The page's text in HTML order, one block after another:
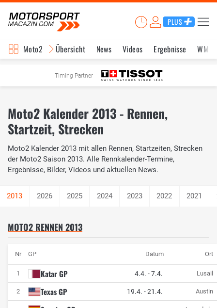
PLUS
Moto2 Übersicht News Videos Ergebnisse WM-
Timing Partner
Moto2 Kalender 2013 - Rennen,
Startzeit, Strecken
Moto2 Kalender 2013 mit allen Rennen, Startzeiten, Strecken
der Moto2 Saison 2013. Alle Rennkalender-Termine,
Ergebnisse, Bilder, Videos und aktuellen News.
2026 2025 2024 2023 2022 2021
MOTO2 RENNEN 2013
Nr GP Datum Ort
1 Katar GP 4.4. -7.4. Lusail
2 Texas GP 19.4. -21.4. Austin